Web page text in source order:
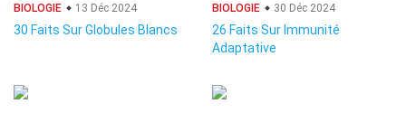
BIOLOGIE 13 Déc 2024
30 Faits Sur Globules Blancs
BIOLOGIE 30 Déc 2024
26 Faits Sur Immunité
Adaptative